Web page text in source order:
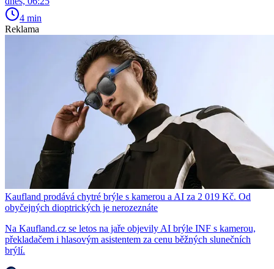
4 min
Reklama
Kaufland prodává chytré brýle s kamerou a AI za 2 019 Kč. Od
obyčejných dioptrických je nerozeznáte
Na Kaufland.cz se letos na jaře objevily AI brýle INF s kamerou,
překladačem i hlasovým asistentem za cenu běžných slunečních
brýlí.